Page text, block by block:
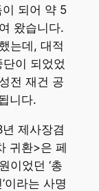
이 되어 약 5
왔습니다.
는데, 대적
이 되었었
전 재건 공
니다.
제사장겸
귀환>은 페
이었던 ‘총
이라는 사명